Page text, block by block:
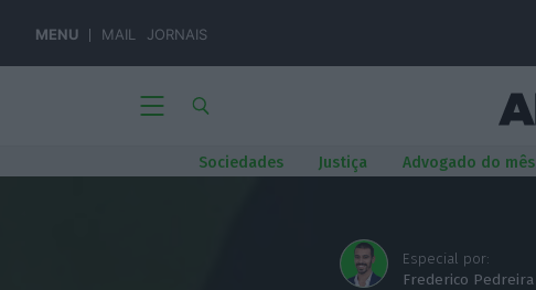
MENU MAIL JORNAIS
Sociedades Justiça Advogado do mês
Especial por:
Frederico Pedreira